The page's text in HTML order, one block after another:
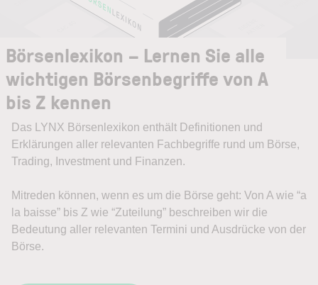
Börsenlexikon – Lernen Sie alle
wichtigen Börsenbegriffe von A
bis Z kennen
Das LYNX Börsenlexikon enthält Definitionen und
Erklärungen aller relevanten Fachbegriffe rund um Börse,
Trading, Investment und Finanzen.
Mitreden können, wenn es um die Börse geht: Von A wie “a
la baisse” bis Z wie “Zuteilung” beschreiben wir die
Bedeutung aller relevanten Termini und Ausdrücke von der
Börse.